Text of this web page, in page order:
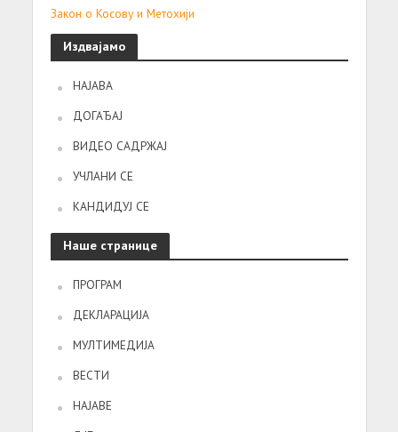
Закон о Косову и Метохији
Издвајамо
НАЈАВА
ДОГАЂАЈ
ВИДЕО САДРЖАЈ
УЧЛАНИ СЕ
КАНДИДУЈ СЕ
Наше странице
ПРОГРАМ
ДЕКЛАРАЦИЈА
МУЛТИМЕДИЈА
ВЕСТИ
НАЈАВЕ